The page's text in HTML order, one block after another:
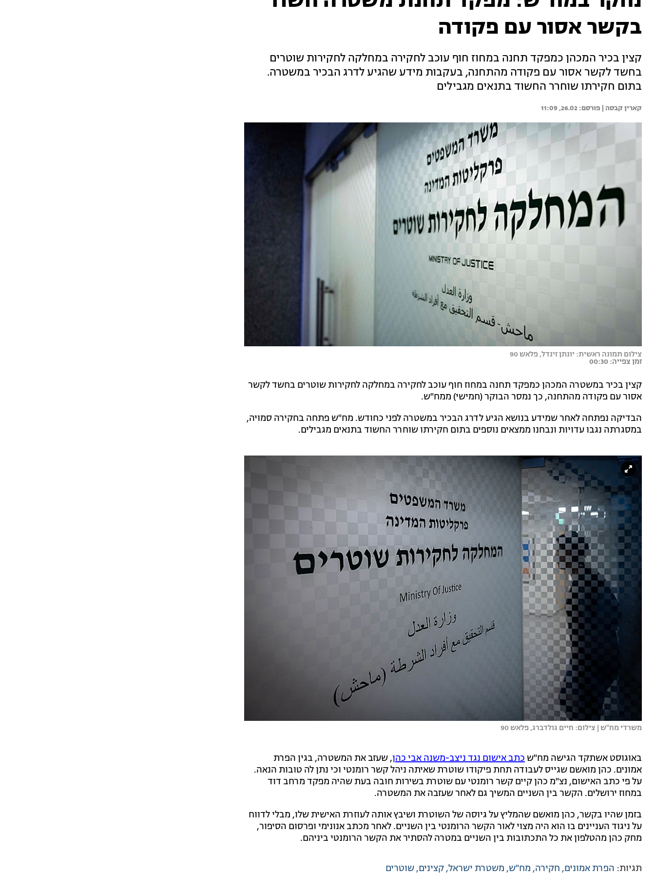
בקשר אסור עם פקודה
קצין בכיר המכהן כמפקד תחנה במחוז חוף עוכב לחקירה במחלקה לחקירות שוטרים
בחשד לקשר אסור עם פקודה מהתחנה, בעקבות מידע שהגיע לדרג הבכיר במשטרה.
בתום חקירתו שוחרר החשוד בתנאים מגבילים
קארין קבסה | 26.02, 11:09
צילום תמונה ראשית: יונתן זינדל, פלאש 90
זמן צפייה: 00:30
קצין בכיר במשטרה המכהן כמפקד תחנה במחוז חוף עוכב לחקירה במחלקה לחקירות שוטרים בחשד לקשר
אסור עם פקודה מהתחנה, כך נמסר הבוקר (חמישי) ממח"ש.
הבדיקה נפתחה לאחר שמידע בנושא הגיע לדרג הבכיר במשטרה לפני כחודש. מח"ש פתחה בחקירה סמויה,
במסגרתה נגבו עדויות ונבחנו ממצאים נוספים בתום חקירתו שוחרר החשוד בתנאים מגבילים.
משרדי מח"ש | צילום: חיים גולדברג, פלאש 90
באוגוסט אשתקד הגישה מח"ש כתב אישום נגד ניצב-משנה אבי כהן, שעזב את המשטרה, בגין הפרת
אמונים. כהן מואשם שגייס לעבודה תחת פיקודו שוטרת שאיתה ניהל קשר רומנטי וכי נתן לה טובות הנאה.
על פי כתב האישום, נצ"מ כהן קיים קשר רומנטי עם שוטרת בשירות חובה בעת שהיה מפקד מרחב דוד
במחוז ירושלים. הקשר בין השניים המשיך גם לאחר שעזבה את המשטרה.
בזמן שהיו בקשר, כהן מואשם שהמליץ על גיוסה של השוטרת ושיבץ אותה לעוזרת האישית שלו, מבלי לדווח
על ניגוד העניינים בו הוא היה מצוי לאור הקשר הרומנטי בין השניים. לאחר מכתב אנונימי ופרסום הסיפור,
מחק כהן מהטלפון את כל התכתובות בין השניים במטרה להסתיר את הקשר הרומנטי ביניהם.
תגיות: הפרת אמונים חקירה מח"ש משטרת ישראל קצינים שוטרים